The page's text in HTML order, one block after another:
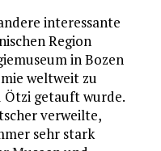
interessante
Region
in Bozen
weltweit zu
Ötzi getauft wurde.
verweilte,
sehr stark